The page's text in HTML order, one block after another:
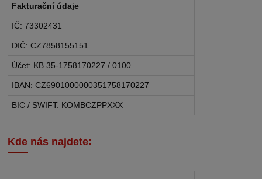
Fakturační údaje
IČ: 73302431
DIČ: CZ7858155151
Účet: KB 35-1758170227 / 0100
IBAN: CZ6901000000351758170227
BIC / SWIFT: KOMBCZPPXXX
Kde nás najdete: